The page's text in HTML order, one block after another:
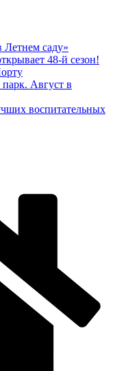
саду»
48-й сезон!
Август в
воспитательных